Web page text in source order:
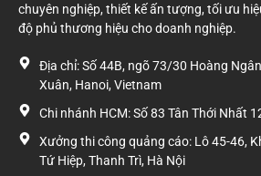
chuyên nghiệp, thiết kế ấn tượng, tối ưu
độ phủ thương hiệu cho doanh nghiệp.
Địa chỉ: Số 44B, ngõ 73/30 Hoàng
Xuân, Hanoi, Vietnam
Chi nhánh HCM: Số 83 Tân Thới Nhất
Xưởng thi công quảng cáo: Lô 45-46,
Tứ Hiệp, Thanh Trì, Hà Nội